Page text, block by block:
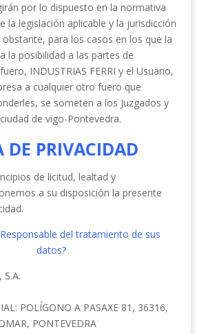
por lo dispuesto en la normativa
la legislación aplicable y la jurisdicción
para los casos en los que la
la posibilidad a las partes de
INDUSTRIAS FERRI y el Usuario,
a cualquier otro fuero que
se someten a los Juzgados y
de vigo-Pontevedra.
DE PRIVACIDAD
de licitud, lealtad y
a su disposición la presente
del tratamiento de sus
datos?
S.A.
POLÍGONO A PASAXE 81, 36316,
PONTEVEDRA